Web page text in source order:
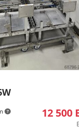
12 500